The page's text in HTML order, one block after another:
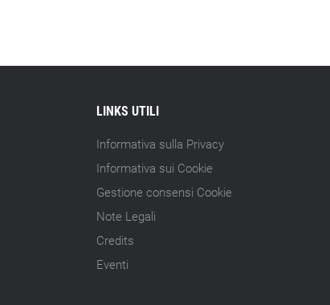
LINKS UTILI
Informativa sulla Privacy
Informativa sui Cookie
Gestione consensi Cookie
Note Legali
Credits
Eventi